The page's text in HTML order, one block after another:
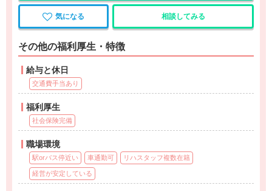
気になる 相談してみる
その他の福利厚生・特徴
給与と休日
交通費手当あり
福利厚生
社会保険完備
職場環境
駅orバス停近い 車通勤可 リハスタッフ複数在籍
経営が安定している